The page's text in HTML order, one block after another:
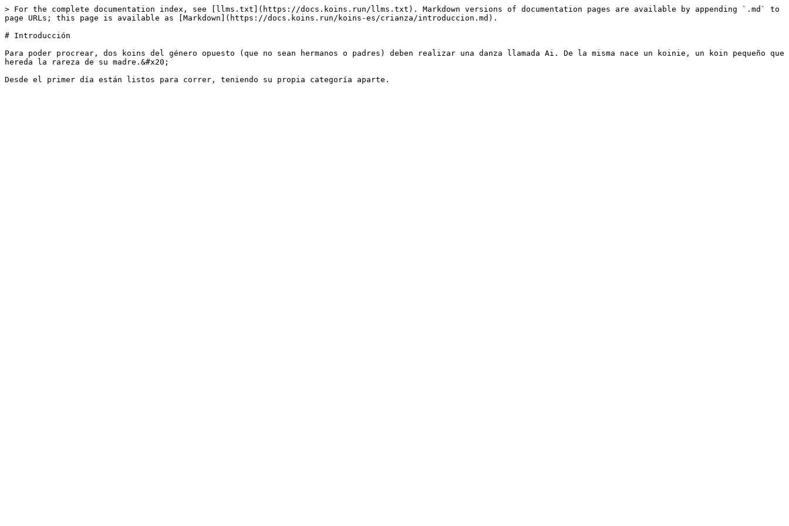
> For the complete documentation index, see [llms.txt](https://docs.koins.run/llms.txt). Markdown versions of documentation pages are available by appending `.md` to
page URLs; this page is available as [Markdown](https://docs.koins.run/koins-es/crianza/introduccion.md).
# Introducción
Para poder procrear, dos koins del género opuesto (que no sean hermanos o padres) deben realizar una danza llamada Ai. De la misma nace un koinie, un koin pequeño que
hereda la rareza de su madre.&#x20;